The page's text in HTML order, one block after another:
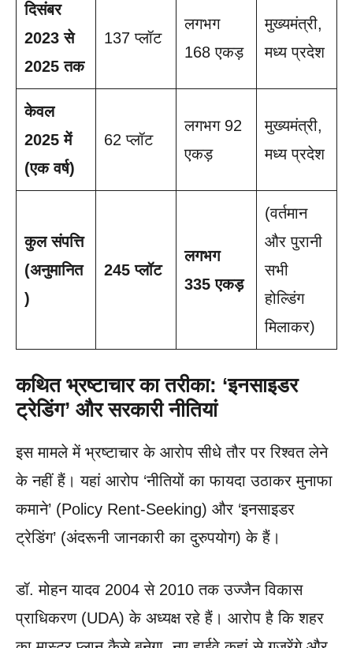
दिसंबर
2023 से
2025 तक
137 प्लॉट
लगभग
168 एकड़
मुख्यमंत्री,
मध्य प्रदेश
केवल
2025 में
(एक वर्ष)
62 प्लॉट
लगभग 92
एकड़
मुख्यमंत्री,
मध्य प्रदेश
कुल संपत्ति
(अनुमानित
)
245 प्लॉट
लगभग
335 एकड़
(वर्तमान
और पुरानी
सभी
होल्डिंग
मिलाकर)
कथित भ्रष्टाचार का तरीका: ‘इनसाइडर
ट्रेडिंग’ और सरकारी नीतियां
इस मामले में भ्रष्टाचार के आरोप सीधे तौर पर रिश्वत लेने
के नहीं हैं। यहां आरोप ‘नीतियों का फायदा उठाकर मुनाफा
कमाने’ (Policy Rent-Seeking) और ‘इनसाइडर
ट्रेडिंग’ (अंदरूनी जानकारी का दुरुपयोग) के हैं।
डॉ. मोहन यादव 2004 से 2010 तक उज्जैन विकास
प्राधिकरण (UDA) के अध्यक्ष रहे हैं। आरोप है कि शहर